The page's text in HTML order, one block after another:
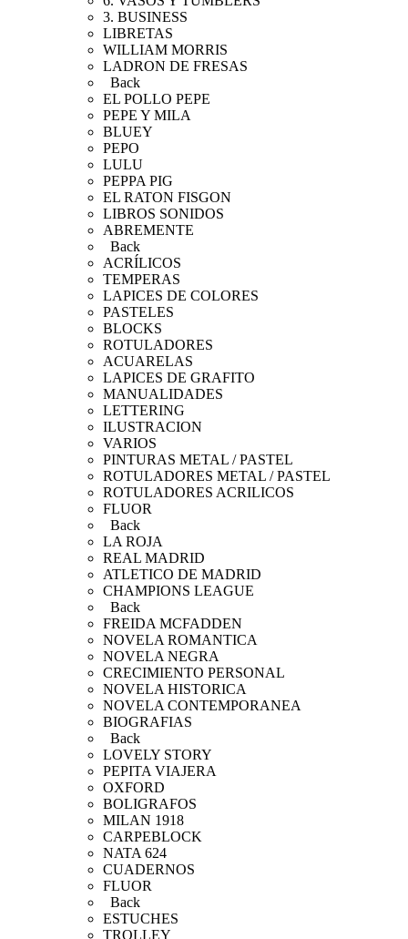
3. BUSINESS
LIBRETAS
WILLIAM MORRIS
LADRON DE FRESAS
Back
EL POLLO PEPE
PEPE Y MILA
BLUEY
PEPO
LULU
PEPPA PIG
EL RATON FISGON
LIBROS SONIDOS
ABREMENTE
Back
ACRÍLICOS
TEMPERAS
LAPICES DE COLORES
PASTELES
BLOCKS
ROTULADORES
ACUARELAS
LAPICES DE GRAFITO
MANUALIDADES
LETTERING
ILUSTRACION
VARIOS
PINTURAS METAL / PASTEL
ROTULADORES METAL / PASTEL
ROTULADORES ACRILICOS
FLUOR
Back
LA ROJA
REAL MADRID
ATLETICO DE MADRID
CHAMPIONS LEAGUE
Back
FREIDA MCFADDEN
NOVELA ROMANTICA
NOVELA NEGRA
CRECIMIENTO PERSONAL
NOVELA HISTORICA
NOVELA CONTEMPORANEA
BIOGRAFIAS
Back
LOVELY STORY
PEPITA VIAJERA
OXFORD
BOLIGRAFOS
MILAN 1918
CARPEBLOCK
NATA 624
CUADERNOS
FLUOR
Back
ESTUCHES
TROLLEY